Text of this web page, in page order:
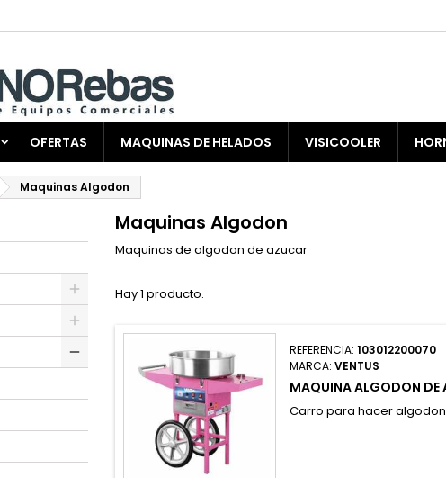
OFERTAS MAQUINAS DE HELADOS VISICOOLER
Maquinas Algodon
Maquinas Algodon
Maquinas de algodon de azucar
Hay 1 producto.
REFERENCIA:103012200070
MARCA:VENTUS
MAQUINA ALGODON
Carro para hacer